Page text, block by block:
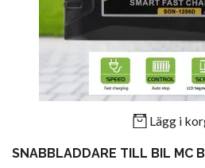
Lägg i
SNABBLADDARE TILL BIL MC